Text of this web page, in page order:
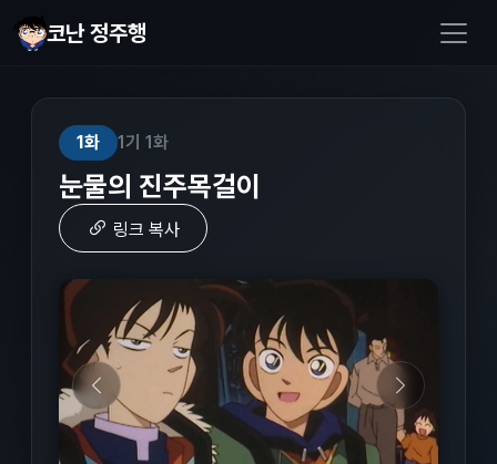
코난 정주행
1화 1기 1화
눈물의 진주목걸이
링크 복사
이전 다음